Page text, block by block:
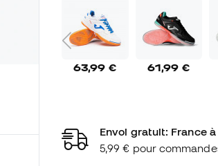
63,99 € 61,99 €
Envoi gratuit: France
5,99 € pour